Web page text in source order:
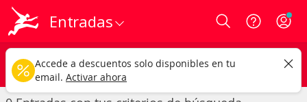
Entradas Login
Cualquier tipo Cualquier fecha CAMBIAR
Accede a descuentos solo disponibles en tu
email. Activar ahora